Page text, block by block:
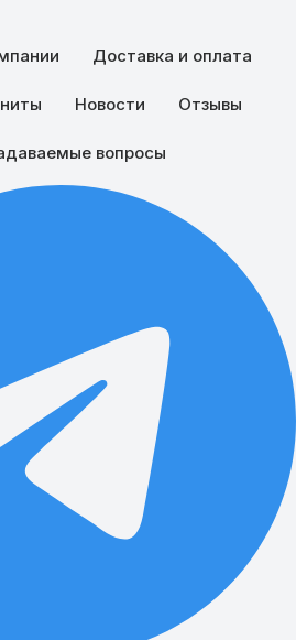
Доставка и оплата
Новости Отзывы
вопросы